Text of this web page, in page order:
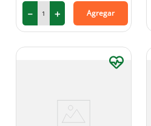
＋
－ Agregar